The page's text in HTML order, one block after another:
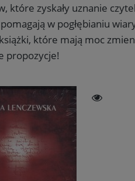
które zyskały uznanie
w pogłębianiu
które mają moc
propozycje!
zrezygnować w każdej chwili.